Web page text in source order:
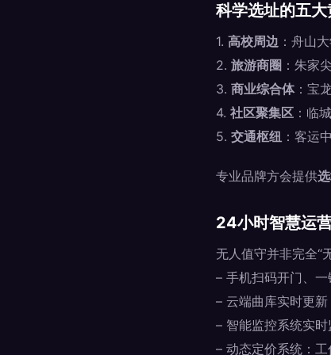
科学选址的五大
1. 高校周边 ：舟山
2. 旅游商圈 ：朱家
3. 商业综合体：宝
4. 社区聚集区 ：临
5. 交通枢纽 ：客运
专业品牌方会提供
24小时智慧运
无人值守并非完全“
– 手机扫码开门、
– 云端曲库实时更
– 智能监控系统实
– 动态定价系统：